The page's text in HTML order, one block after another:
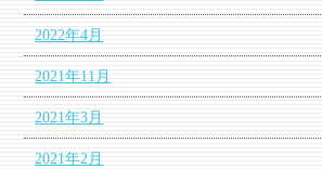
2022年4月
2021年11月
2021年3月
2021年2月